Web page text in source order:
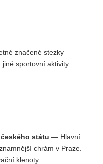
značené stezky
sportovní aktivity.
státu — Hlavní
chrám v Praze.
klenoty.